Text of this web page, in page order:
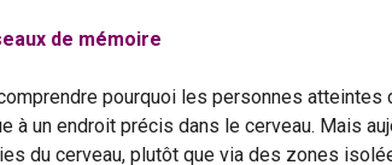
de mémoire
pourquoi les personnes
à un endroit précis dans le cerveau. Mais
du cerveau, plutôt que via des zones